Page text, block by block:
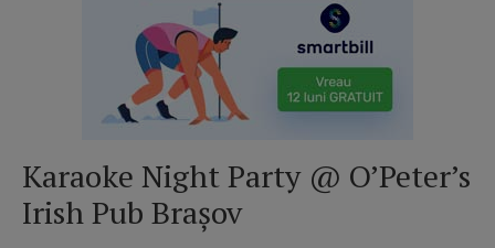
Karaoke Night Party @ O’Peter’s
Irish Pub Brașov